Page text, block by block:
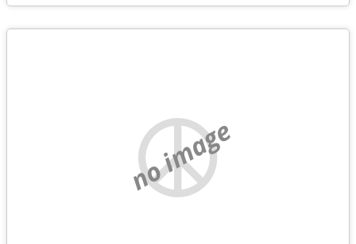
no image